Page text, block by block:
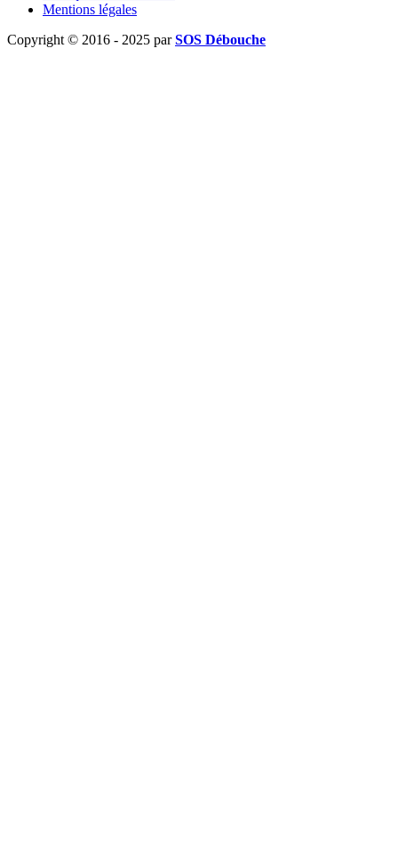
Mentions légales
Copyright © 2016 - 2025 parSOS Débouche